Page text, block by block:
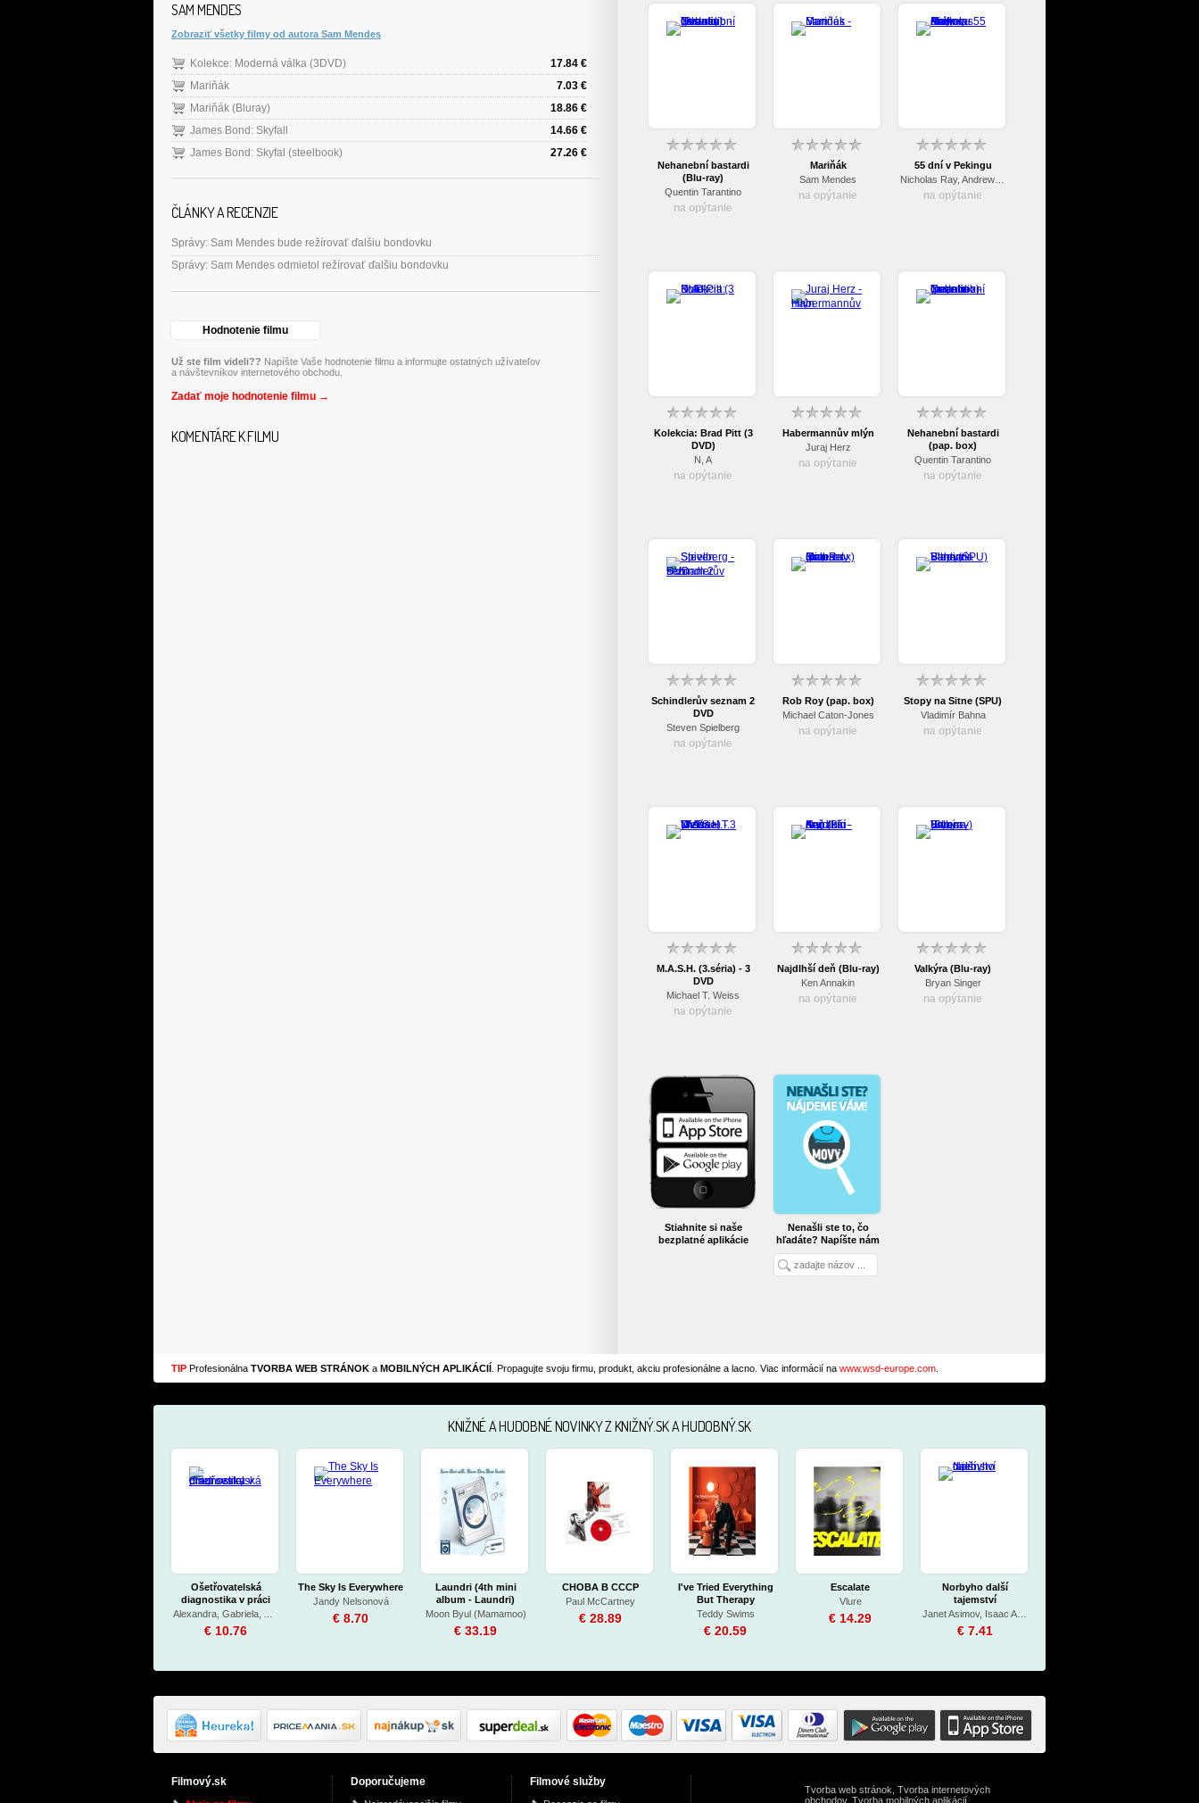
SAM MENDES
Zobraziť všetky filmy od autora Sam Mendes
Kolekce: Moderná válka (3DVD)
17.84 €
Mariňák
7.03 €
Mariňák (Bluray)
18.86 €
James Bond: Skyfall
14.66 €
James Bond: Skyfal (steelbook)
27.26 €
ČLÁNKY A RECENZIE
Správy: Sam Mendes bude režírovať ďalšiu bondovku
Správy: Sam Mendes odmietol režírovať ďalšiu bondovku
Hodnotenie filmu
Už ste film videli?? Napíšte Vaše hodnotenie filmu a informujte ostatných užívateľov
a návštevníkov internetového obchodu.
Zadať moje hodnotenie filmu →
KOMENTÁRE K FILMU
Nehanební bastardi
(Blu-ray)
Quentin Tarantino
na opýtanie
Mariňák
Sam Mendes
na opýtanie
55 dní v Pekingu
na opýtanie
Kolekcia: Brad Pitt (3
DVD)
N, A
na opýtanie
Habermannův mlýn
Juraj Herz
na opýtanie
Nehanební bastardi
(pap. box)
Quentin Tarantino
na opýtanie
Schindlerův seznam 2
DVD
Steven Spielberg
na opýtanie
Rob Roy (pap. box)
Michael Caton-Jones
na opýtanie
Stopy na Sitne (SPU)
Vladimír Bahna
na opýtanie
M.A.S.H. (3.séria) - 3
DVD
Michael T. Weiss
na opýtanie
Najdlhší deň (Blu-ray)
Ken Annakin
na opýtanie
Valkýra (Blu-ray)
Bryan Singer
na opýtanie
Stiahnite si naše
bezplatné aplikácie
Nenašli ste to, čo
hľadáte? Napíšte nám
TIP Profesionálna TVORBA WEB STRÁNOK a MOBILNÝCH APLIKÁCIÍ . Propagujte svoju firmu, produkt, akciu profesionálne a lacno. Viac informácií na www.wsd-europe.com
KNIŽNÉ A HUDOBNÉ NOVINKY Z KNIŽNÝ.SK A HUDOBNÝ.SK
Ošetřovatelská
diagnostika v práci
sestry
€ 10.76
The Sky Is Everywhere
Jandy Nelsonová
€ 8.70
Laundri (4th mini
album - Laundri)
Moon Byul (Mamamoo)
€ 33.19
CHOBA B CCCP
Paul McCartney
€ 28.89
I've Tried Everything
But Therapy
(Complete edition)
Teddy Swims
€ 20.59
Escalate
Vlure
€ 14.29
Norbyho další
tajemství
€ 7.41
Filmový.sk Doporučujeme Filmové služby
Tvorba web stránok Tvorba internetových
obchodov, Tvorba mobilných aplikácií